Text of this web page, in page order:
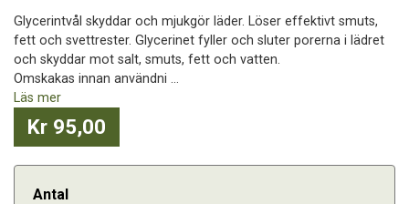
Glycerintvål skyddar och mjukgör läder. Löser effektivt smuts,
fett och svettrester. Glycerinet fyller och sluter porerna i lädret
och skyddar mot salt, smuts, fett och vatten.
Omskakas innan användni ...
Läs mer
Kr 95,00
Antal